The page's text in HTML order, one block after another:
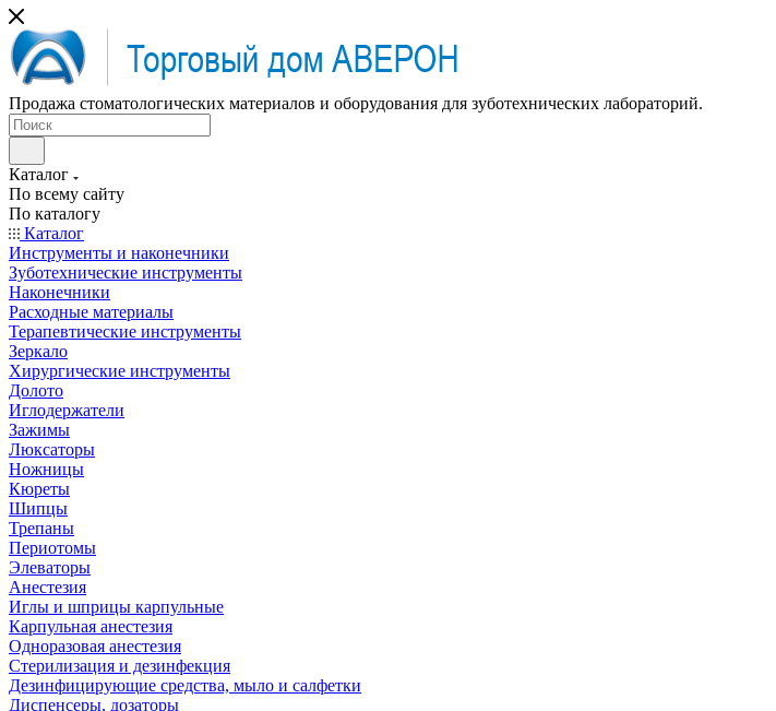
Продажа стоматологических материалов и оборудования для зуботехнических лабораторий.
Каталог
По всему сайту
По каталогу
Каталог
Инструменты и наконечники
Зуботехнические инструменты
Наконечники
Расходные материалы
Терапевтические инструменты
Зеркало
Хирургические инструменты
Долото
Иглодержатели
Зажимы
Люксаторы
Ножницы
Кюреты
Шипцы
Трепаны
Периотомы
Элеваторы
Анестезия
Иглы и шприцы карпульные
Карпульная анестезия
Одноразовая анестезия
Стерилизация и дезинфекция
Дезинфицирующие средства, мыло и салфетки
Диспенсеры, дозаторы